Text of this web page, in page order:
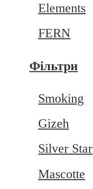
Elements
FERN
Фільтри
Smoking
Gizeh
Silver Star
Mascotte